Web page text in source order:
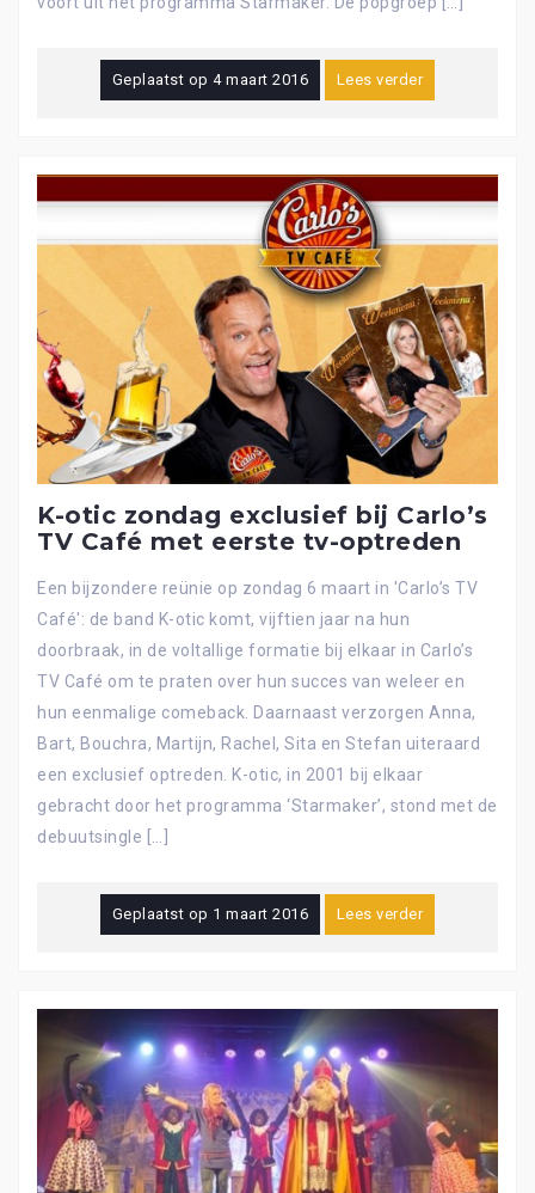
Geplaatst op4 maart 2016 Lees verder
K-otic zondag exclusief bij Carlo’s
TV Café met eerste tv-optreden
Een bijzondere reünie op zondag 6 maart in 'Carlo’s TV
Café': de band K-otic komt, vijftien jaar na hun
doorbraak, in de voltallige formatie bij elkaar in Carlo’s
TV Café om te praten over hun succes van weleer en
hun eenmalige comeback. Daarnaast verzorgen Anna,
Bart, Bouchra, Martijn, Rachel, Sita en Stefan uiteraard
een exclusief optreden. K-otic, in 2001 bij elkaar
gebracht door het programma ‘Starmaker’, stond met de
debuutsingle […]
Geplaatst op 1 maart 2016 Lees verder